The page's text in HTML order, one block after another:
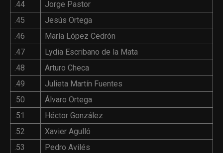
.44
Jorge Pastor
.45
Jesús Ortega
.46
María López Cedrón
.47
Lydia Escribano de la Mata
.48
Arturo Checa
.49
Julieta Martín Fuentes
.50
Álvaro Ortega
.51
Héctor González
.52
Xavier Agulló
.53
Pedro Avilés